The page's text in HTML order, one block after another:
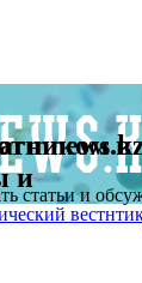
статьи и
в
и